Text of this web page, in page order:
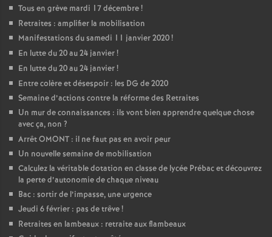
Tous en grève mardi 17 décembre!
Retraites : amplifier la mobilisation
Manifestations du samedi 11 janvier 2020!
En lutte du 20 au 24 janvier!
En lutte du 20 au 24 janvier!
Entre colère et désespoir : les DG de 2020
Semaine d’actions contre la réforme des Retraites
Un mur de connaissances : ils vont bien apprendre quelque chose
avec ça, non ?
Arrêt OMONT : il ne faut pas en avoir peur
Un nouvelle semaine de mobilisation
Calculez la véritable dotation en classe de lycée Prébac et découvrez
la perte d’autonomie de chaque niveau
Bac : sortir de l’impasse, une urgence
Jeudi 6 février : pas de trêve!
Retraites en lambeaux : retraite aux flambeaux